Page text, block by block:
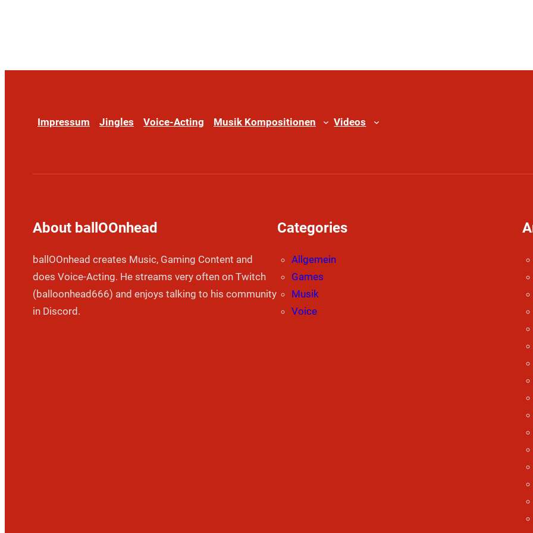
Impressum Jingles Voice-Acting Musik Kompositionen Videos
About ballOOnhead
ballOOnhead creates Music, Gaming Content and
does Voice-Acting. He streams very often on Twitch
(balloonhead666) and enjoys talking to his community
in Discord.
Categories
Allgemein
Games
Musik
Voice